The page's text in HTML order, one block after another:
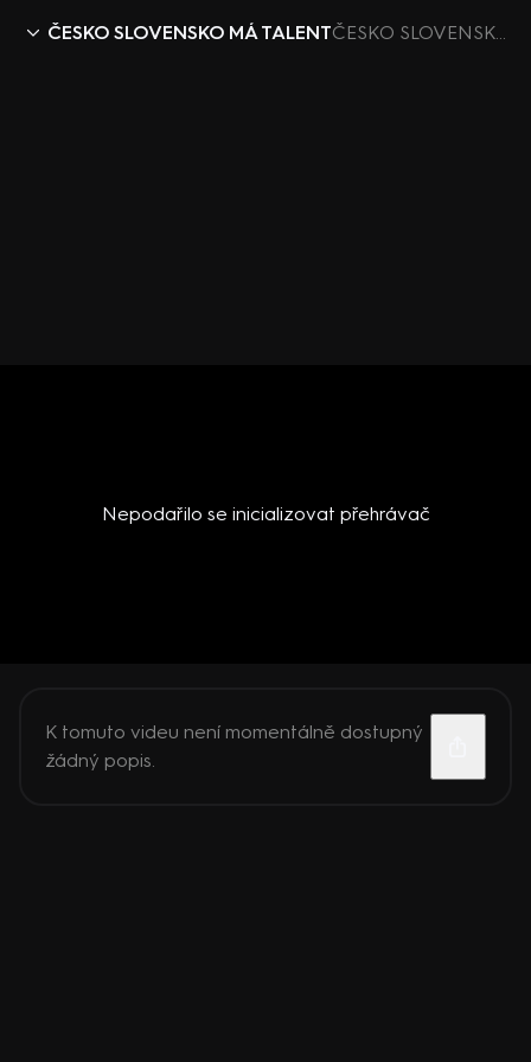
ČESKO SLOVENSKO MÁ TALENT ČESKO SLOVENSKO MÁ TALENT IX (1) – Zdeněk Vávra
Nepodařilo se inicializovat přehrávač
K tomuto videu není momentálně dostupný
žádný popis.